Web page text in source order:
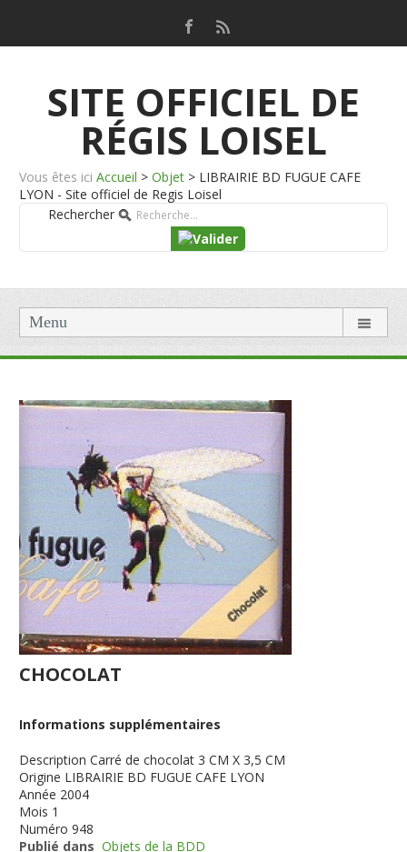
SITE OFFICIEL DE
RÉGIS LOISEL
Vous êtes ici Accueil > Objet > LIBRAIRIE BD FUGUE CAFE
LYON - Site officiel de Regis Loisel
Rechercher
Menu
CHOCOLAT
Informations supplémentaires
Description Carré de chocolat 3 CM X 3,5 CM
Origine LIBRAIRIE BD FUGUE CAFE LYON
Année 2004
Mois 1
Numéro 948
Publié dans Objets de la BDD